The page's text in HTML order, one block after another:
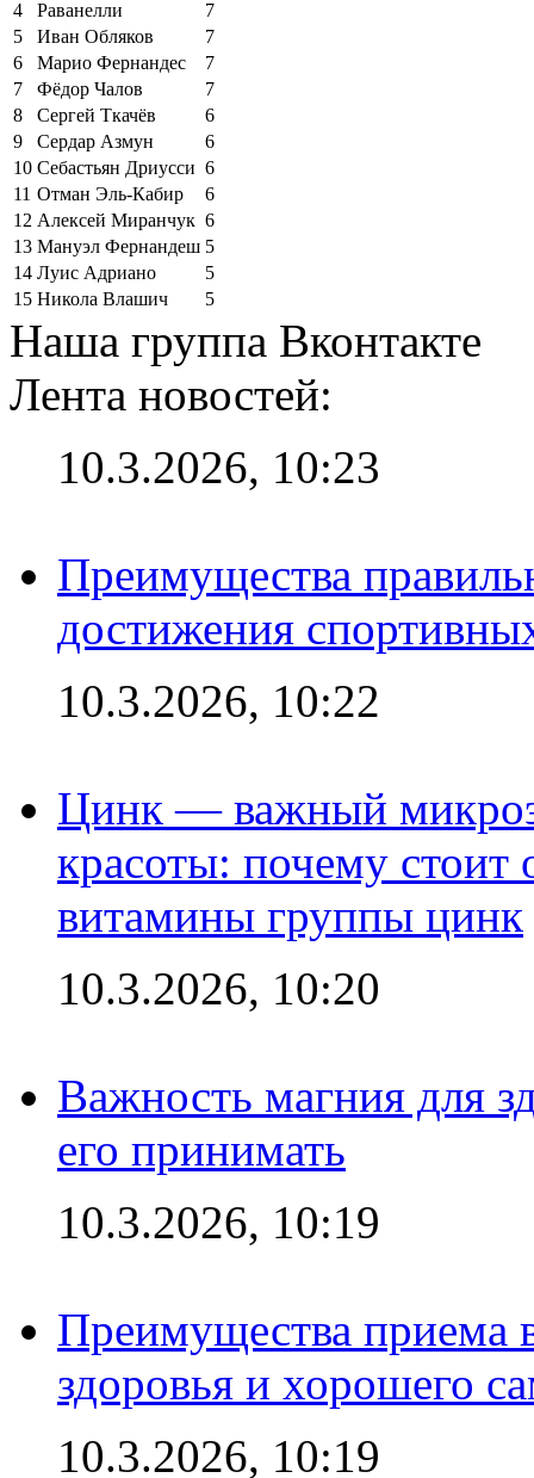
4
Раванелли
7
5
Иван Обляков
7
6
Марио Фернандес
7
7
Фёдор Чалов
7
8
Сергей Ткачёв
6
9
Сердар Азмун
6
10 Себастьян Дриусси 6
11 Отман Эль-Кабир
6
12 Алексей Миранчук 6
13 Мануэл Фернандеш 5
14 Луис Адриано
5
15 Никола Влашич 5
Наша группа Вконтакте
Лента новостей:
10.3.2026, 10:23
Преимущества
достижения
10.3.2026, 10:22
Цинк — важный
красоты: почему стоит
витамины группы цинк
10.3.2026, 10:20
Важность магния для
его принимать
10.3.2026, 10:19
Преимущества приема
здоровья и хорошего
10.3.2026, 10:19